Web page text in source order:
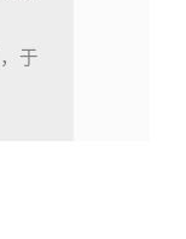
于